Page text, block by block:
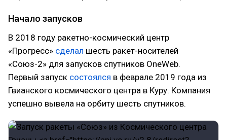
Начало запусков
В 2018 году ракетно-космический центр
«Прогресс» сделал шесть ракет-носителей
«Союз-2» для запусков спутников OneWeb.
Первый запуск состоялся в феврале 2019 года из
Гвианского космического центра в Куру. Компания
успешно вывела на орбиту шесть спутников.